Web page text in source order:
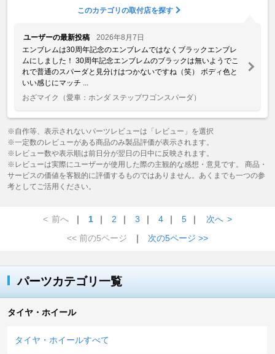
このカテゴリの取付店を探す
ユーザーの最新投稿
2026年8月7日
エンブレムは30周年記念のエンブレムではなくブラックエンブレ
ムにしました！ 30周年記念エンブレムのブラックは無いようでこ
れで普通のスパーダと見分けはつかないですね（笑） ボディ色と
いい感じにマッチ ...
おざマイク
（愛車：ホンダ ステップワゴンスパーダ）
※自作等、表示されないパーツレビューは「レビュー」を選択
※一定数のレビューがある商品のみ製品評価が表示されます。
※レビュー数や表示順は前日分が翌日の日中に反映されます。
※レビューは実際にユーザーが使用した際の主観的な感想・意見です。 商品・
サービスの価値を客観的に評価するものではありません。あくまでも一つの参
考としてご活用ください。
< 前へ ｜ 1 ｜ 2 ｜ 3 ｜ 4 ｜ 5 ｜ 次へ >
<< 前の5ページ
｜ 次の5ページ >>
パーツカテゴリ一覧
タイヤ・ホイール
タイヤ・ホイールすべて